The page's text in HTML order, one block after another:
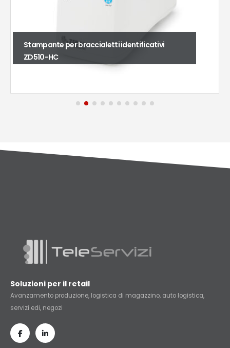
Stampante per braccialetti identificativi
ZD510-HC
Soluzioni per il retail
Avanzamento produzione, logistica di magazzino, auto logistica,
servizi edi, negozi